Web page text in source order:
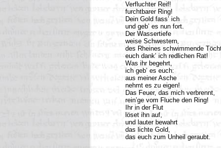
Verfluchter Reif!
furchtbarer Ring!
Dein Gold fass’ ich
und geb’ es nun fort.
Der Wassertiefe
weise Schwestern,
des Rheines schwimmende
euch dank’ ich redlichen Rat!
Was ihr begehrt,
ich geb’ es euch:
aus meiner Asche
nehmt es zu eigen!
Das Feuer, das mich verbrennt,
rein’ge vom Fluche den Ring!
Ihr in der Flut
löset ihn auf,
und lauter bewahrt
das lichte Gold,
das euch zum Unheil geraubt.